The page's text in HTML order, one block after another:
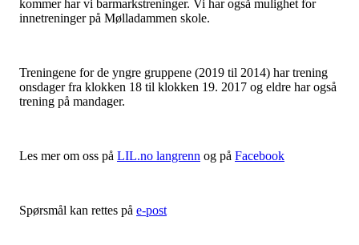
kommer har vi barmarkstreninger. Vi har også mulighet for
innetreninger på Mølladammen skole.
Treningene for de yngre gruppene (2019 til 2014) har trening
onsdager fra klokken 18 til klokken 19. 2017 og eldre har også
trening på mandager.
Les mer om oss på LIL.no langrenn og på Facebook
Spørsmål kan rettes på e-post